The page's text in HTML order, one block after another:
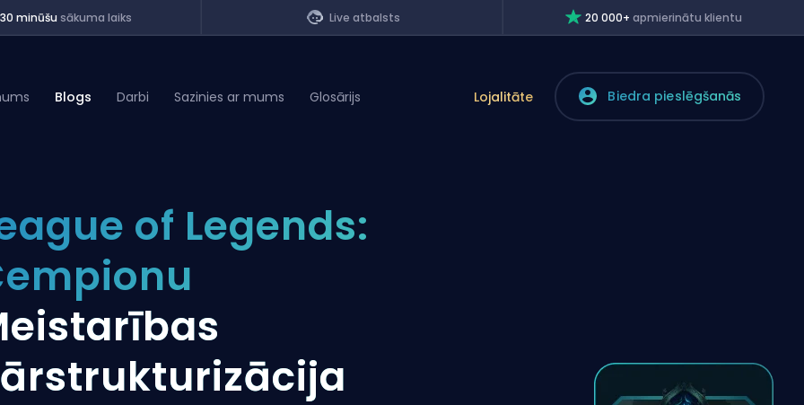
minūšu sākuma laiks Live atbalsts 20 000+apmierinātu klientu
Blogs Darbi Sazinies ar mums Glosārijs Lojalitāte Biedra pieslēgšanās
of Legends: